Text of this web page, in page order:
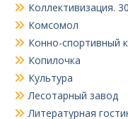
Коллективизация.
Комсомол
Конно-спортивный
Копилочка
Культура
Лесотарный завод
Литературная